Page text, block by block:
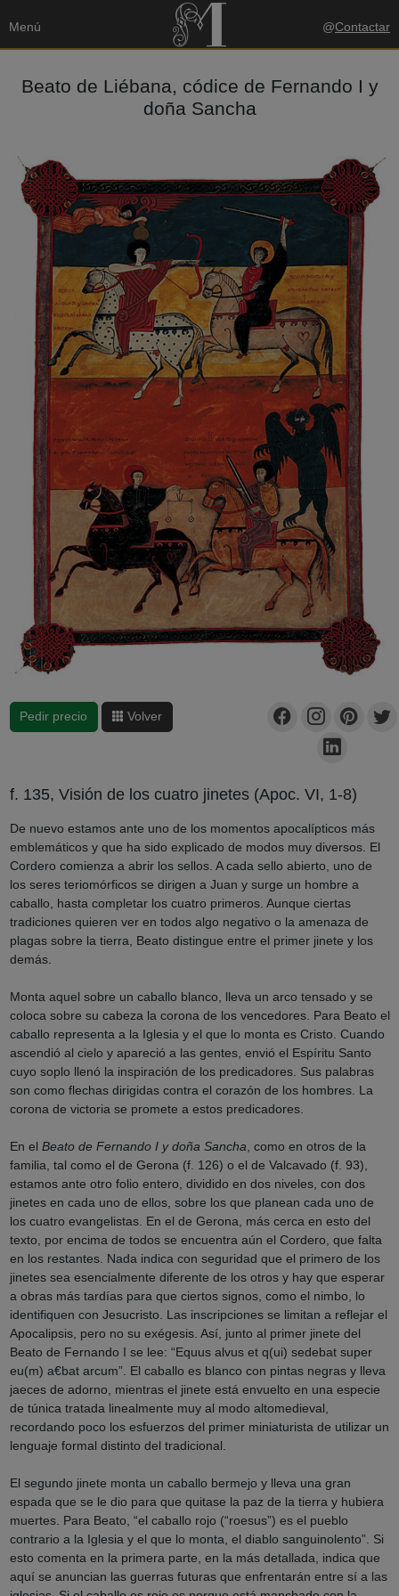
Menú @Contactar
Beato de Liébana, códice de Fernando I y
doña Sancha
Pedir precio Volver
f. 135, Visión de los cuatro jinetes (Apoc. VI, 1-8)
De nuevo estamos ante uno de los momentos apocalípticos más
emblemáticos y que ha sido explicado de modos muy diversos. El
Cordero comienza a abrir los sellos. A cada sello abierto, uno de
los seres teriomórficos se dirigen a Juan y surge un hombre a
caballo, hasta completar los cuatro primeros. Aunque ciertas
tradiciones quieren ver en todos algo negativo o la amenaza de
plagas sobre la tierra, Beato distingue entre el primer jinete y los
demás.
Monta aquel sobre un caballo blanco, lleva un arco tensado y se
coloca sobre su cabeza la corona de los vencedores. Para Beato el
caballo representa a la Iglesia y el que lo monta es Cristo. Cuando
ascendió al cielo y apareció a las gentes, envió el Espíritu Santo
cuyo soplo llenó la inspiración de los predicadores. Sus palabras
son como flechas dirigidas contra el corazón de los hombres. La
corona de victoria se promete a estos predicadores.
En el Beato de Fernando I y doña Sancha , como en otros de la
familia, tal como el de Gerona (f. 126) o el de Valcavado (f. 93),
estamos ante otro folio entero, dividido en dos niveles, con dos
jinetes en cada uno de ellos, sobre los que planean cada uno de
los cuatro evangelistas. En el de Gerona, más cerca en esto del
texto, por encima de todos se encuentra aún el Cordero, que falta
en los restantes. Nada indica con seguridad que el primero de los
jinetes sea esencialmente diferente de los otros y hay que esperar
a obras más tardías para que ciertos signos, como el nimbo, lo
identifiquen con Jesucristo. Las inscripciones se limitan a reflejar el
Apocalipsis, pero no su exégesis. Así, junto al primer jinete del
Beato de Fernando I se lee: “Equus alvus et q(ui) sedebat super
eu(m) a€bat arcum”. El caballo es blanco con pintas negras y lleva
jaeces de adorno, mientras el jinete está envuelto en una especie
de túnica tratada linealmente muy al modo altomedieval,
recordando poco los esfuerzos del primer miniaturista de utilizar un
lenguaje formal distinto del tradicional.
El segundo jinete monta un caballo bermejo y lleva una gran
espada que se le dio para que quitase la paz de la tierra y hubiera
muertes. Para Beato, “el caballo rojo (“roesus”) es el pueblo
contrario a la Iglesia y el que lo monta, el diablo sanguinolento”. Si
esto comenta en la primera parte, en la más detallada, indica que
aquí se anuncian las guerras futuras que enfrentarán entre sí a las